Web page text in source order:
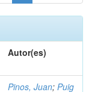
Autor(es)
Pinos, Juan; Puig